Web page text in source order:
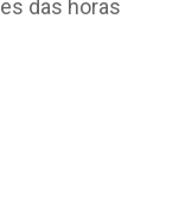
das horas